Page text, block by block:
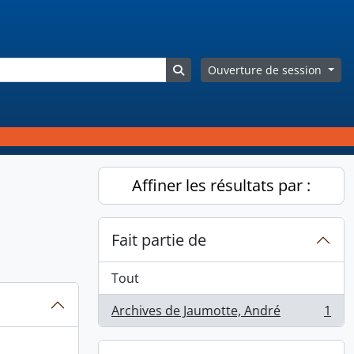
Search in browse page
Ouverture de session
Affiner les résultats par :
Fait partie de
Tout
Archives de Jaumotte, André
, 1 résultats 1